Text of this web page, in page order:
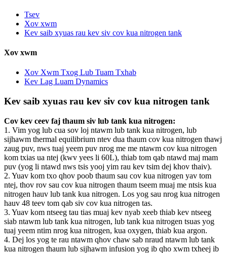
Tsev
Xov xwm
Kev saib xyuas rau kev siv cov kua nitrogen tank
Xov xwm
Xov Xwm Txog Lub Tuam Txhab
Kev Lag Luam Dynamics
Kev saib xyuas rau kev siv cov kua nitrogen tank
Cov kev ceev faj thaum siv lub tank kua nitrogen:
1. Vim yog lub cua sov loj ntawm lub tank kua nitrogen, lub
sijhawm thermal equilibrium ntev dua thaum cov kua nitrogen thawj
zaug puv, nws tuaj yeem puv nrog me me ntawm cov kua nitrogen
kom txias ua ntej (kwv yees li 60L), thiab tom qab ntawd maj mam
puv (yog li ntawd nws tsis yooj yim rau kev tsim dej khov thaiv).
2. Yuav kom txo qhov poob thaum sau cov kua nitrogen yav tom
ntej, thov rov sau cov kua nitrogen thaum tseem muaj me ntsis kua
nitrogen hauv lub tank kua nitrogen. Los yog sau nrog kua nitrogen
hauv 48 teev tom qab siv cov kua nitrogen tas.
3. Yuav kom ntseeg tau tias muaj kev nyab xeeb thiab kev ntseeg
siab ntawm lub tank kua nitrogen, lub tank kua nitrogen tsuas yog
tuaj yeem ntim nrog kua nitrogen, kua oxygen, thiab kua argon.
4. Dej los yog te rau ntawm qhov chaw sab nraud ntawm lub tank
kua nitrogen thaum lub sijhawm infusion yog ib qho xwm txheej ib